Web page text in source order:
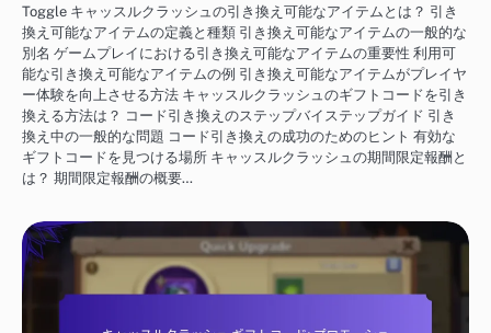
Toggle キャッスルクラッシュの引き換え可能なアイテムとは？ 引き
換え可能なアイテムの定義と種類 引き換え可能なアイテムの一般的な
別名 ゲームプレイにおける引き換え可能なアイテムの重要性 利用可
能な引き換え可能なアイテムの例 引き換え可能なアイテムがプレイヤ
ー体験を向上させる方法 キャッスルクラッシュのギフトコードを引き
換える方法は？ コード引き換えのステップバイステップガイド 引き
換え中の一般的な問題 コード引き換えの成功のためのヒント 有効な
ギフトコードを見つける場所 キャッスルクラッシュの期間限定報酬と
は？ 期間限定報酬の概要…